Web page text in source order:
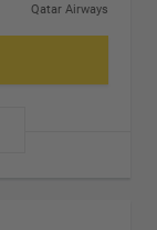
Qatar Airways